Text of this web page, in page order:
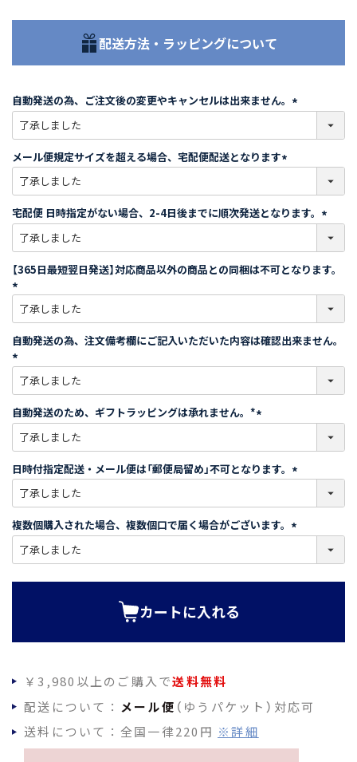
配送方法・ラッピングについて
自動発送の為、ご注文後の変更やキャンセルは出来ません。
必
)
メール便規定サイズを超える場合、宅配便配送となります
必
須
)
宅配便 日時指定がない場合、2-4日後までに順次発送となります。
必
須
)
【365日最短翌日発送】対応商品以外の商品との同梱は不可となります。
必
須
)
自動発送の為、注文備考欄にご記入いただいた内容は確認出来ません。
必
須
)
自動発送のため、ギフトラッピングは承れません。*
必
須
)
日時付指定配送・メール便は「郵便局留め」不可となります。
必
)
複数個購入された場合、複数個口で届く場合がございます。
必
カートに入れる
￥3,980以上のご購入で送料無料
配送について： メール便 （ゆうパケット）対応可
送料について：全国一律220円 ※詳細